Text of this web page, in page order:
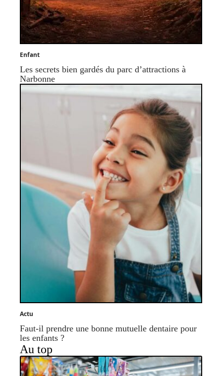
Enfant
Les secrets bien gardés du parc d’attractions à
Narbonne
Actu
Faut-il prendre une bonne mutuelle dentaire pour
les enfants ?
Au top